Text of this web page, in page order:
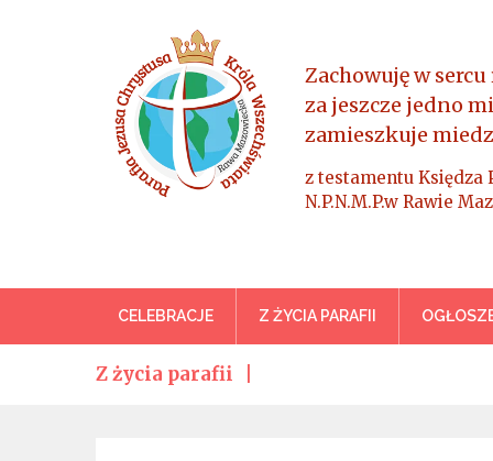
Parafia Jezusa
Zachowuję w
za jeszcze jedno
zamieszkuje
z testamentu Księdza
N.P.N.M.P.w Rawie
CELEBRACJE Z ŻYCIA PARAFII
Z życia parafii